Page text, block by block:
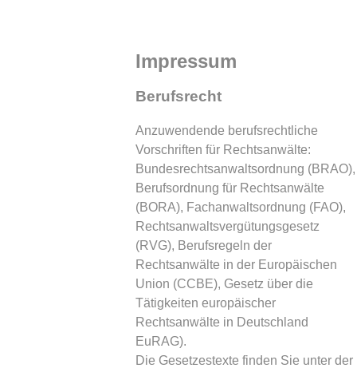
Impressum
Berufsrecht
Anzuwendende berufsrechtliche
Vorschriften für Rechtsanwälte:
Bundesrechtsanwaltsordnung (BRAO),
Berufsordnung für Rechtsanwälte
(BORA), Fachanwaltsordnung (FAO),
Rechtsanwaltsvergütungsgesetz
(RVG), Berufsregeln der
Rechtsanwälte in der Europäischen
Union (CCBE), Gesetz über die
Tätigkeiten europäischer
Rechtsanwälte in Deutschland
EuRAG).
Die Gesetzestexte finden Sie unter der